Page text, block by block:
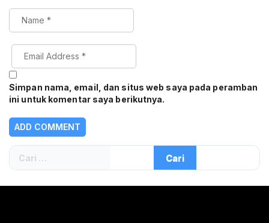
Simpan nama, email, dan situs web saya pada peramban
ini untuk komentar saya berikutnya.
Cari
untuk: